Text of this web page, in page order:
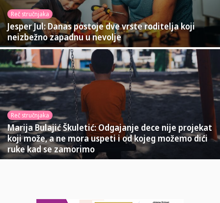
Reč stručnjaka
Jesper Jul: Danas postoje dve vrste roditelja koji
neizbežno zapadnu u nevolje
Reč stručnjaka
Marija Bulajić Škuletić: Odgajanje dece nije projekat
koji može, a ne mora uspeti i od kojeg možemo dići
ruke kad se zamorimo